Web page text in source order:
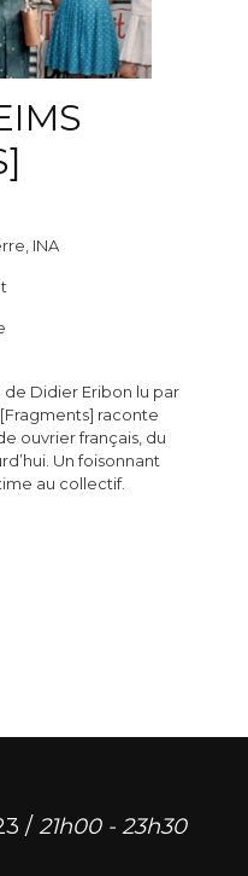
INA
Didier Eribon lu par
raconte
ouvrier français, du
Un foisonnant
au collectif.
/21h00 - 23h30